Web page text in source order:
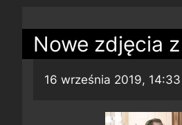
Nowe zdjęcia
16 września 2019, 14:33